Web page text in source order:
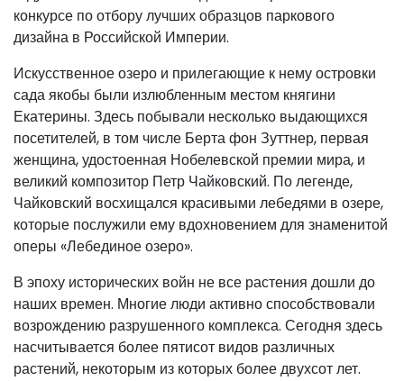
конкурсе по отбору лучших образцов паркового
дизайна в Российской Империи.
Искусственное озеро и прилегающие к нему островки
сада якобы были излюбленным местом княгини
Екатерины. Здесь побывали несколько выдающихся
посетителей, в том числе Берта фон Зуттнер, первая
женщина, удостоенная Нобелевской премии мира, и
великий композитор Петр Чайковский. По легенде,
Чайковский восхищался красивыми лебедями в озере,
которые послужили ему вдохновением для знаменитой
оперы «Лебединое озеро».
В эпоху исторических войн не все растения дошли до
наших времен. Многие люди активно способствовали
возрождению разрушенного комплекса. Сегодня здесь
насчитывается более пятисот видов различных
растений, некоторым из которых более двухсот лет.